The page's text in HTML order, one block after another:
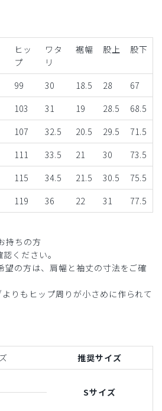
ヒッ
プ
ワタ
リ
裾幅 股上 股下
99 30 18.5 28
67
103 31 19 28.5
68.5
107 32.5 20.5 29.5
71.5
111 33.5 21 30
73.5
115 34.5 21.5 30.5
75.5
119 36 22 31 77.5
持ちの方
ください。
の方は、肩幅と袖丈の寸法をご確
りもヒップ周りが小さめに作られて
推奨サイズ
Sサイズ